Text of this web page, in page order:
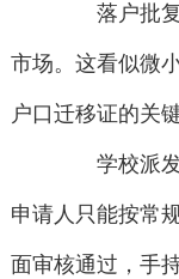
落户批复
市场。这看似微
户口迁移证的关
学校派发
申请人只能按常
面审核通过，手